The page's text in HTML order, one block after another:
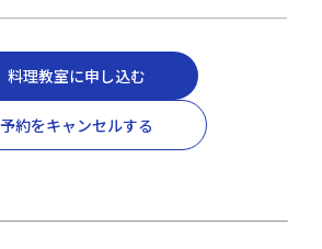
料理教室に申し込む
予約をキャンセルする